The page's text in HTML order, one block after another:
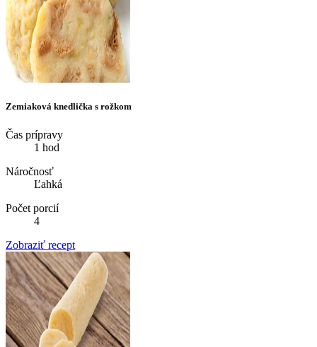
Zemiaková knedlička s rožkom
Čas prípravy
1 hod
Náročnosť
Ľahká
Počet porcií
4
Zobraziť recept